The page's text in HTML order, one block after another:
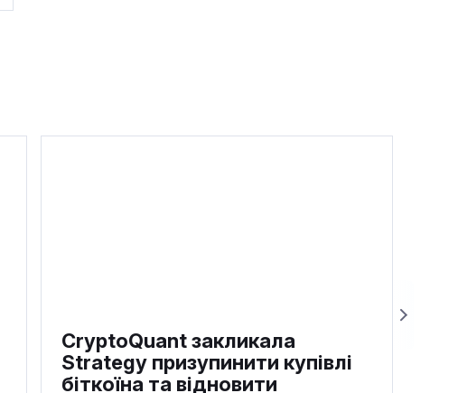
CryptoQuant закликала
Strategy призупинити купівлі
біткоїна та відновити